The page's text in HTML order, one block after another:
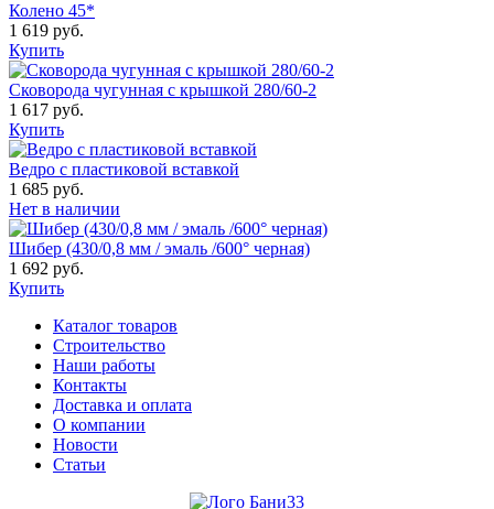
Колено 45*
1 619 руб.
Купить
Сковорода чугунная с крышкой 280/60-2
1 617 руб.
Купить
Ведро с пластиковой вставкой
1 685 руб.
Нет в наличии
Шибер (430/0,8 мм / эмаль /600° черная)
1 692 руб.
Купить
Каталог товаров
Строительство
Наши работы
Контакты
Доставка и оплата
О компании
Новости
Статьи